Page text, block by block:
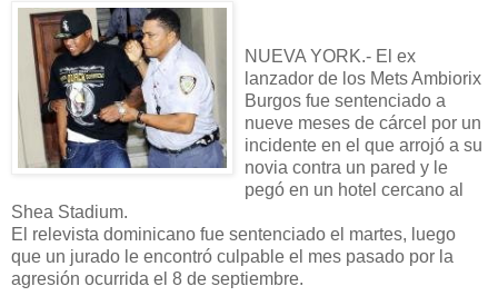
NUEVA YORK.- El ex
lanzador de los Mets Ambiorix
Burgos fue sentenciado a
nueve meses de cárcel por un
incidente en el que arrojó a su
novia contra un pared y le
pegó en un hotel cercano al
Shea Stadium.
El relevista dominicano fue sentenciado el martes, luego
que un jurado le encontró culpable el mes pasado por la
agresión ocurrida el 8 de septiembre.